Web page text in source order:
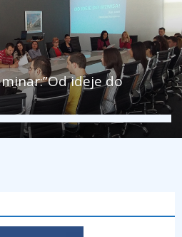
ideje do